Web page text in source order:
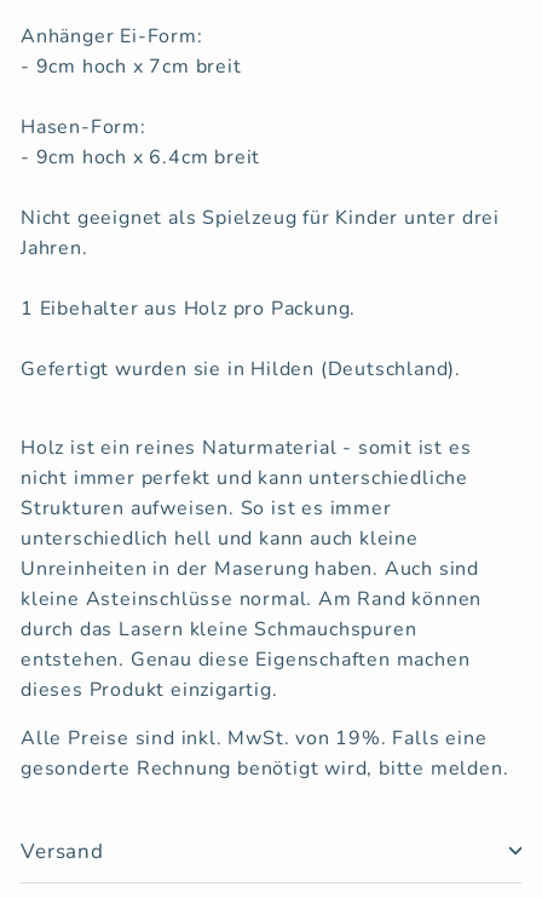
Anhänger Ei-Form:
- 9cm hoch x 7cm breit
Hasen-Form:
- 9cm hoch x 6.4cm breit
Nicht geeignet als Spielzeug für Kinder unter drei
Jahren.
1 Eibehalter aus Holz pro Packung.
Gefertigt wurden sie in Hilden (Deutschland).
Holz ist ein reines Naturmaterial - somit ist es
nicht immer perfekt und kann unterschiedliche
Strukturen aufweisen. So ist es immer
unterschiedlich hell und kann auch kleine
Unreinheiten in der Maserung haben. Auch sind
kleine Asteinschlüsse normal. Am Rand können
durch das Lasern kleine Schmauchspuren
entstehen. Genau diese Eigenschaften machen
dieses Produkt einzigartig.
Alle Preise sind inkl. MwSt. von 19%. Falls eine
gesonderte Rechnung benötigt wird, bitte melden.
Versand